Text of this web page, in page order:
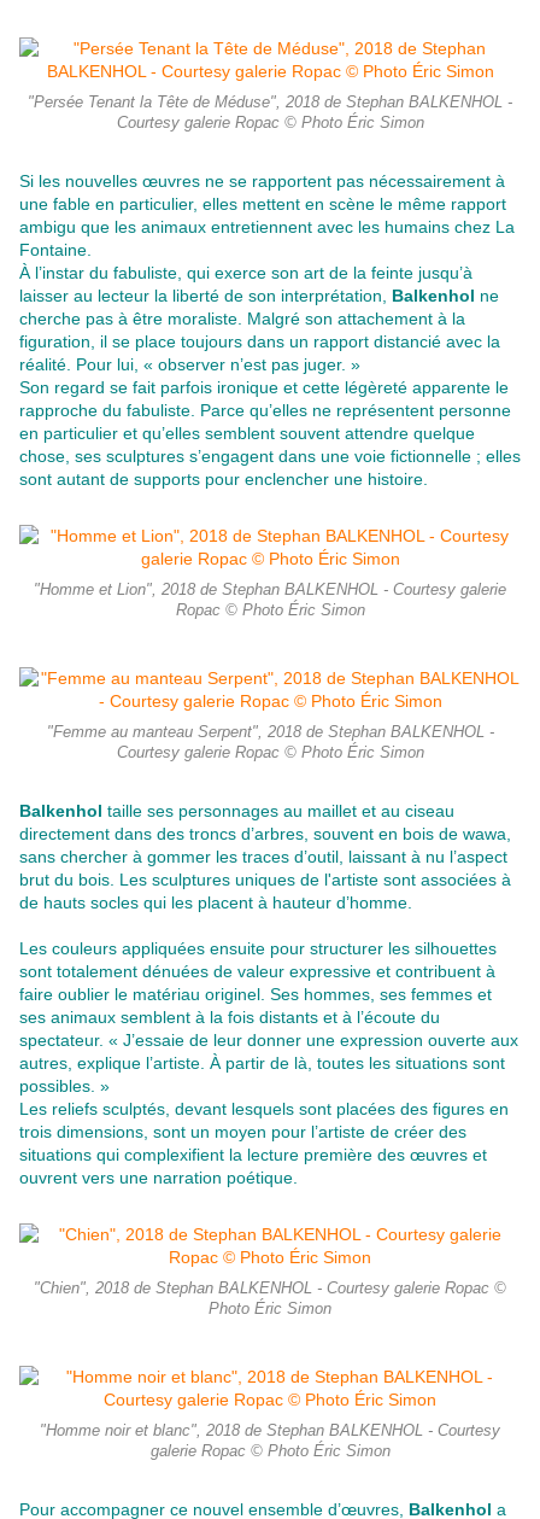
"Persée Tenant la Tête de Méduse", 2018 de Stephan BALKENHOL -
Courtesy galerie Ropac © Photo Éric Simon
Si les nouvelles œuvres ne se rapportent pas nécessairement à
une fable en particulier, elles mettent en scène le même rapport
ambigu que les animaux entretiennent avec les humains chez La
Fontaine.
À l’instar du fabuliste, qui exerce son art de la feinte jusqu’à
laisser au lecteur la liberté de son interprétation, Balkenhol ne
cherche pas à être moraliste. Malgré son attachement à la
figuration, il se place toujours dans un rapport distancié avec la
réalité. Pour lui, « observer n’est pas juger. »
Son regard se fait parfois ironique et cette légèreté apparente le
rapproche du fabuliste. Parce qu’elles ne représentent personne
en particulier et qu’elles semblent souvent attendre quelque
chose, ses sculptures s’engagent dans une voie fictionnelle ; elles
sont autant de supports pour enclencher une histoire.
"Homme et Lion", 2018 de Stephan BALKENHOL - Courtesy galerie
Ropac © Photo Éric Simon
"Femme au manteau Serpent", 2018 de Stephan BALKENHOL -
Courtesy galerie Ropac © Photo Éric Simon
Balkenhol taille ses personnages au maillet et au ciseau
directement dans des troncs d’arbres, souvent en bois de wawa,
sans chercher à gommer les traces d’outil, laissant à nu l’aspect
brut du bois. Les sculptures uniques de l'artiste sont associées à
de hauts socles qui les placent à hauteur d’homme.
Les couleurs appliquées ensuite pour structurer les silhouettes
sont totalement dénuées de valeur expressive et contribuent à
faire oublier le matériau originel. Ses hommes, ses femmes et
ses animaux semblent à la fois distants et à l’écoute du
spectateur. « J’essaie de leur donner une expression ouverte aux
autres, explique l’artiste. À partir de là, toutes les situations sont
possibles. »
Les reliefs sculptés, devant lesquels sont placées des figures en
trois dimensions, sont un moyen pour l’artiste de créer des
situations qui complexifient la lecture première des œuvres et
ouvrent vers une narration poétique.
"Chien", 2018 de Stephan BALKENHOL - Courtesy galerie Ropac ©
Photo Éric Simon
"Homme noir et blanc", 2018 de Stephan BALKENHOL - Courtesy
galerie Ropac © Photo Éric Simon
Pour accompagner ce nouvel ensemble d’œuvres, Balkenhol a